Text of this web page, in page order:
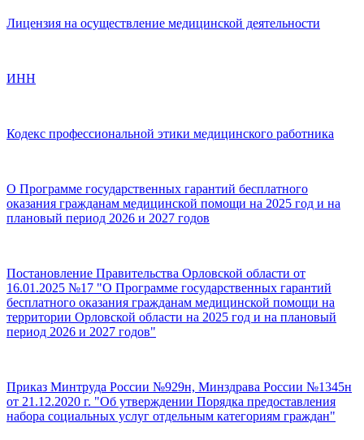
Лицензия на осуществление медицинской деятельности
ИНН
Кодекс профессиональной этики медицинского работника
О Программе государственных гарантий бесплатного
оказания гражданам медицинской помощи на 2025 год и на
плановый период 2026 и 2027 годов
Постановление Правительства Орловской области от
16.01.2025 №17 "О Программе государственных гарантий
бесплатного оказания гражданам медицинской помощи на
территории Орловской области на 2025 год и на плановый
период 2026 и 2027 годов"
Приказ Минтруда России №929н, Минздрава России №1345н
от 21.12.2020 г. "Об утверждении Порядка предоставления
набора социальных услуг отдельным категориям граждан"